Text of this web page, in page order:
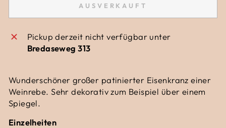
AUSVERKAUFT
Pickup derzeit nicht verfügbar unter
Bredaseweg 313
Wunderschöner großer patinierter Eisenkranz einer
Weinrebe. Sehr dekorativ zum Beispiel über einem
Spiegel.
Einzelheiten